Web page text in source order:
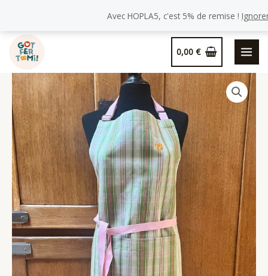
Avec HOPLA5, c'est 5% de remise !
0,00€
« Etienne »